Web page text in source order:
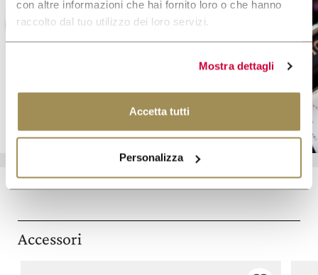
con altre informazioni che hai fornito loro o che hanno
raccolto dal tuo utilizzo dei loro servizi.
Mostra dettagli
Accetta tutti
Personalizza
Gift Card
SCOPRI DI PIÙ
Accessori